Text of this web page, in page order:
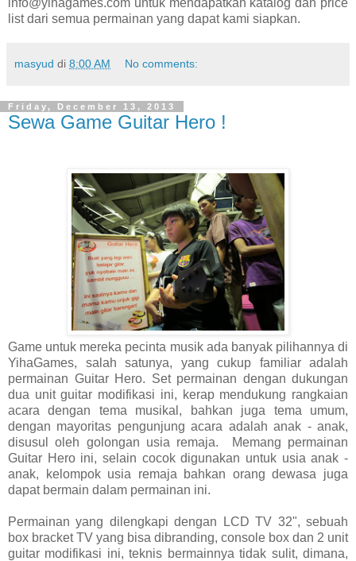
info@yihagames.com untuk mendapatkan katalog dan price
list dari semua permainan yang dapat kami siapkan.
masyud di 8:00 AM No comments:
Friday, December 13, 2013
Sewa Game Guitar Hero !
Game untuk mereka pecinta musik ada banyak pilihannya di
YihaGames, salah satunya, yang cukup familiar adalah
permainan Guitar Hero. Set permainan dengan dukungan
dua unit guitar modifikasi ini, kerap mendukung rangkaian
acara dengan tema musikal, bahkan juga tema umum,
dengan mayoritas pengunjung acara adalah anak - anak,
disusul oleh golongan usia remaja. Memang permainan
Guitar Hero ini, selain cocok digunakan untuk usia anak -
anak, kelompok usia remaja bahkan orang dewasa juga
dapat bermain dalam permainan ini.
Permainan yang dilengkapi dengan LCD TV 32", sebuah
box bracket TV yang bisa dibranding, console box dan 2 unit
guitar modifikasi ini, teknis bermainnya tidak sulit, dimana,